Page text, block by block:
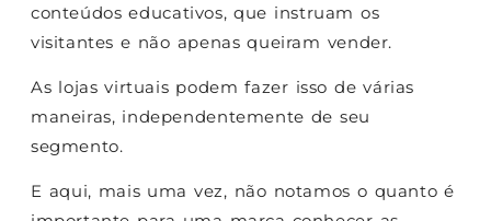
conteúdos educativos, que instruam os
visitantes e não apenas queiram vender.
As lojas virtuais podem fazer isso de várias
maneiras, independentemente de seu
segmento.
E aqui, mais uma vez, não notamos o quanto é